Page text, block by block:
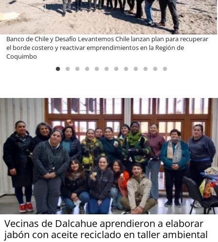
Miguel Palacios asume la presidencia de Magallanes Puerto Sostenible
con foco en la vinculación ciudadana
Vecinas de Dalcahue aprendieron a elaborar
jabón con aceite reciclado en taller ambiental